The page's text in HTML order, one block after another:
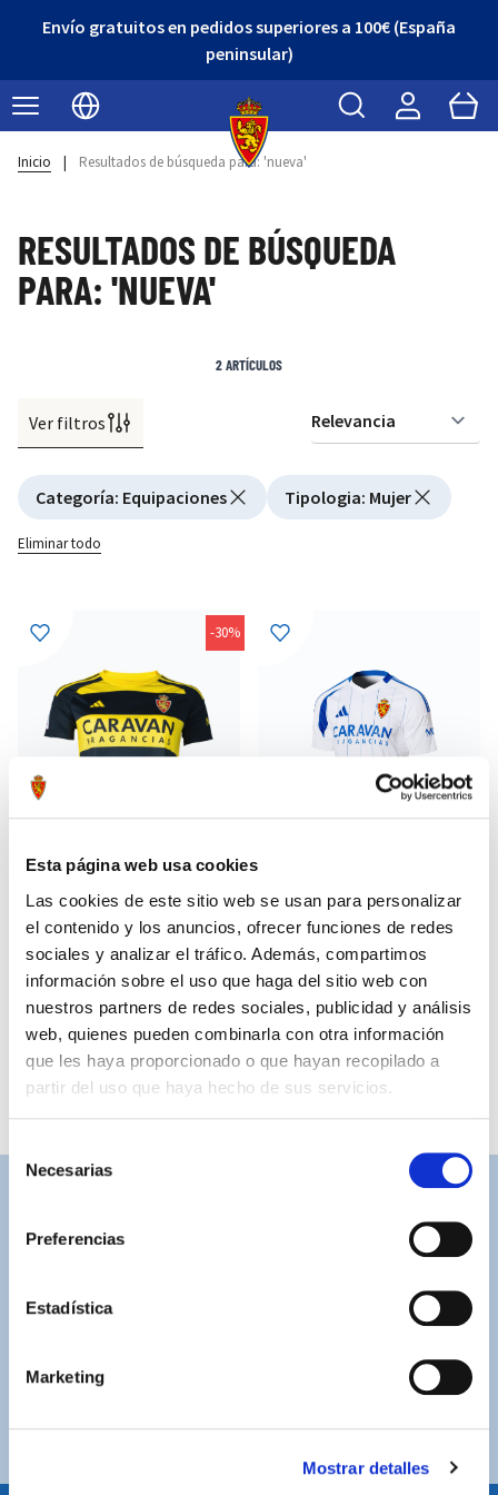
Esta página web usa cookies
Las cookies de este sitio web se usan para personalizar
el contenido y los anuncios, ofrecer funciones de redes
sociales y analizar el tráfico. Además, compartimos
información sobre el uso que haga del sitio web con
nuestros partners de redes sociales, publicidad y análisis
web, quienes pueden combinarla con otra información
que les haya proporcionado o que hayan recopilado a
partir del uso que haya hecho de sus servicios.
Necesarias
Preferencias
Estadística
Marketing
Mostrar detalles
Envío gratuitos en pedidos superiores a 100€ (España
peninsular)
Seleccionar idioma
Buscar Cart
Inicio | Resultados de búsqueda para: 'nueva'
RESULTADOS DE BÚSQUEDA
PARA: 'NUEVA'
Ver filtros
Active filtering
Categoría: Equipaciones Tipologia: Mujer
Eliminar todo
2ARTÍCULOS
-30%
CAMISETA AWAY AVISPA MUJER
23/24
55,97 €
79,95 €
CAMISETA HOME MUJER 24/2555,99 €
79,99 €
Contacta con nosotros para solucionar cualquier duda.
Por compras superiores a 100€ (España peninsular)
COMPRAS SEGURAS
Plataforma de pago segura a través de tarjeta o
PayPal.